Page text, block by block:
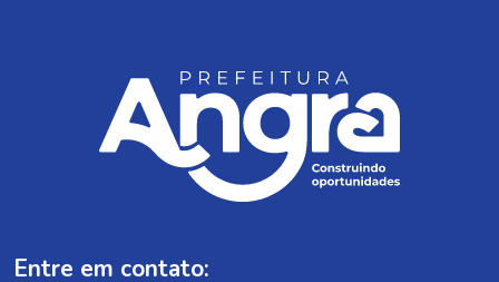
Entre em contato: